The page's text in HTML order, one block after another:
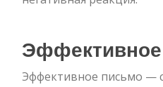
Эффективное письмо —